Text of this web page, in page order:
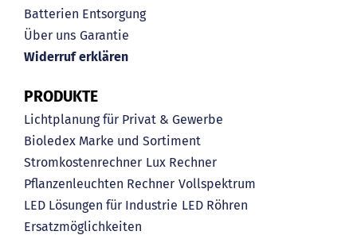
Batterien Entsorgung
Über uns Garantie
Widerruf erklären
PRODUKTE
Lichtplanung für Privat & Gewerbe
Bioledex Marke und Sortiment
Stromkostenrechner Lux Rechner
Pflanzenleuchten Rechner Vollspektrum
LED Lösungen für Industrie LED Röhren
Ersatzmöglichkeiten